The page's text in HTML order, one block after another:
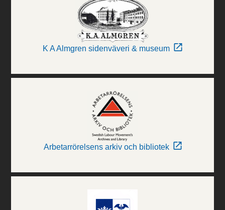
K A Almgren sidenväveri & museum
Arbetarrörelsens arkiv och bibliotek